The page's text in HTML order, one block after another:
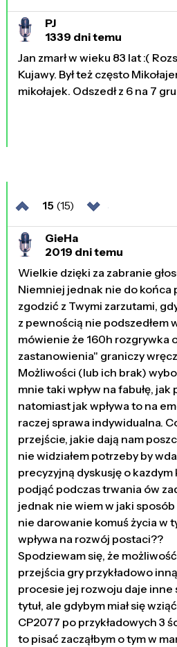
PJ
1339 dni temu
Jan zmarł w wieku 83 lat :(
Kujawy. Był też często
mikołajek. Odszedł z 6 na 7
15 (15)
GieHa
2019 dni temu
Wielkie dzięki za zabranie
Niemniej jednak nie do końca
zgodzić z Twymi zarzutami,
z pewnością nie podszedłem
mówienie że 160h rozgrywka
zastanowienia" graniczy
Możliwości (lub ich brak)
mnie taki wpływ na fabułę, jak
natomiast jak wpływa to na
raczej sprawa indywidualna.
przejście, jakie dają nam
nie widziałem potrzeby by
precyzyjną dyskusję o kazdym
podjąć podczas trwania ów
jednak nie wiem w jaki
nie darowanie komuś życia w
wpływa na rozwój postaci??
Spodziewam się, że
przejścia gry przykładowo
procesie jej rozwoju daje inne
tytuł, ale gdybym miał się
CP2077 po przykładowych 3
to pisać zacząłbym o tym w